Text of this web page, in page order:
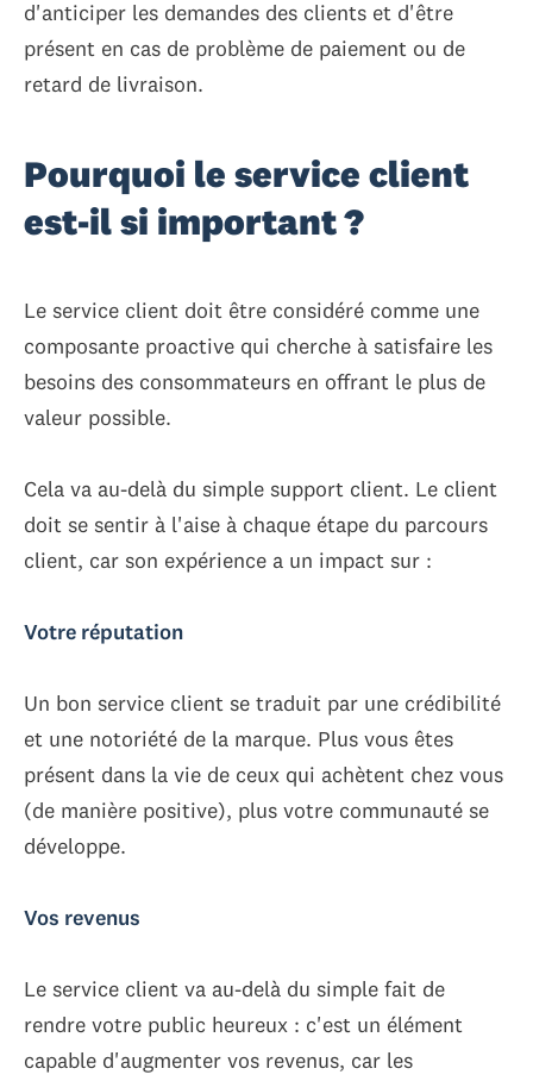
d'anticiper les demandes des clients et d'être
présent en cas de problème de paiement ou de
retard de livraison.
Pourquoi le service client
est-il si important ?
Le service client doit être considéré comme une
composante proactive qui cherche à satisfaire les
besoins des consommateurs en offrant le plus de
valeur possible.
Cela va au-delà du simple support client. Le client
doit se sentir à l'aise à chaque étape du parcours
client, car son expérience a un impact sur :
Votre réputation
Un bon service client se traduit par une crédibilité
et une notoriété de la marque. Plus vous êtes
présent dans la vie de ceux qui achètent chez vous
(de manière positive), plus votre communauté se
développe.
Vos revenus
Le service client va au-delà du simple fait de
rendre votre public heureux : c'est un élément
capable d'augmenter vos revenus, car les